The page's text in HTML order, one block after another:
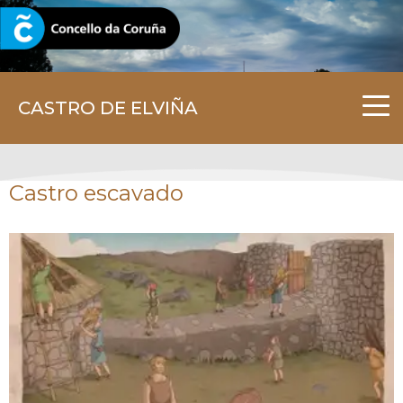
CASTRO DE ELVIÑA
CORUNA.GAL
Castro escavado